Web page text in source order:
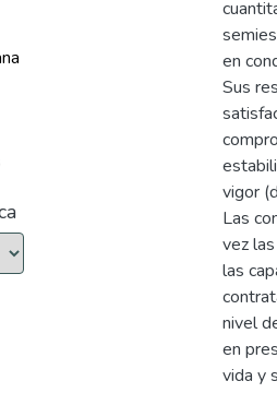
en
Sus
vigor
Las
vez
las
nivel
en
vida y